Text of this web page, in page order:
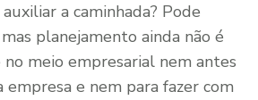
a caminhada? Pode
planejamento ainda não é
meio empresarial nem antes
empresa e nem para fazer com